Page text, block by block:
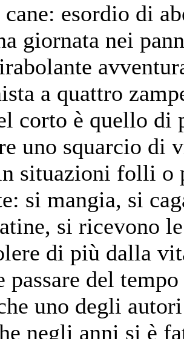
esordio di
giornata nei
a quattro
corto è quello di
uno squarcio di
situazioni folli o
si mangia, si
si ricevono
di più dalla
passare del
uno degli
negli anni si è